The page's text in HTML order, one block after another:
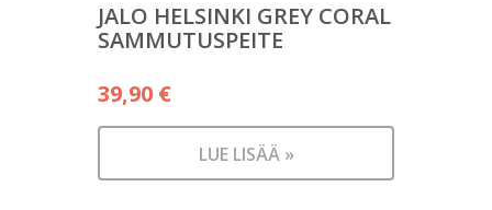
JALO HELSINKI GREY CORAL
SAMMUTUSPEITE
39,90 €
LUE LISÄÄ »